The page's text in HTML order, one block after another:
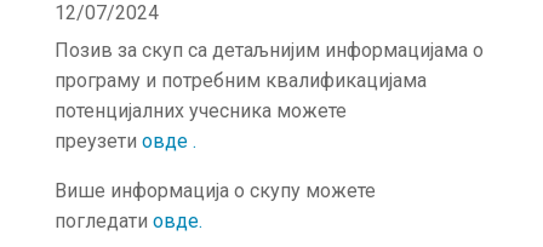
12/07/2024
Позив за скуп са детаљнијим информацијама о
програму и потребним квалификацијама
потенцијалних учесника можете
преузети овде .
Више информација о скупу можете
погледати овде.